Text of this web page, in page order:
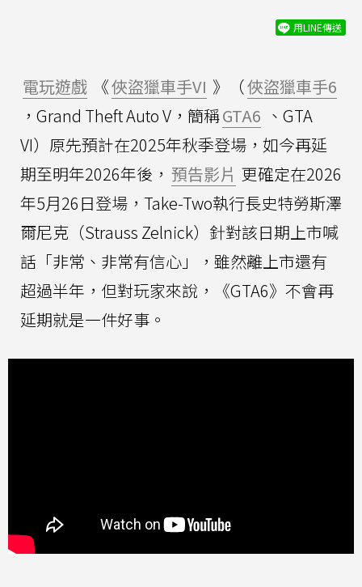
用LINE傳送
電玩遊戲 《俠盜獵車手VI 》（俠盜獵車手6
，Grand Theft Auto V，簡稱GTA6 、GTA
VI）原先預計在2025年秋季登場，如今再延
期至明年2026年後， 預告影片 更確定在2026
年5月26日登場，Take-Two執行長史特勞斯澤
爾尼克（Strauss Zelnick）針對該日期上市喊
話「非常、非常有信心」，雖然離上市還有
超過半年，但對玩家來說，《GTA6》不會再
延期就是一件好事。